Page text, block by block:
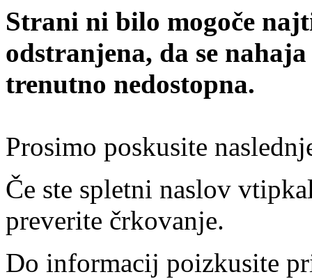
Strani ni bilo mogoče
odstranjena, da se
trenutno nedostopna.
Prosimo poskusite
Če ste spletni naslov
preverite črkovanje.
Do informacij poizkusite